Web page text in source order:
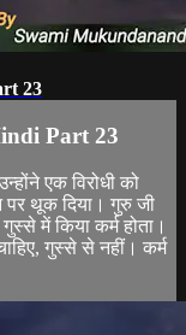
23
Part 23
एक विरोधी को
पर थूक दिया। गुरु जी
में किया कर्म होता।
गुस्से से नहीं। कर्म